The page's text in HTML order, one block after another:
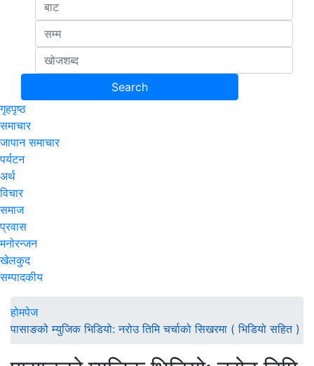
गृहपृष्ठ
समाचार
जापान समाचार
पर्यटन
अर्थ
विचार
समाज
प्रवास
मनोरन्जन
खेलकुद
सम्पादकीय
होमपेज
पासाङको म्युजिक भिडियो: नरोउ तिमि चर्चाको सिखरमा ( भिडियो सहित )